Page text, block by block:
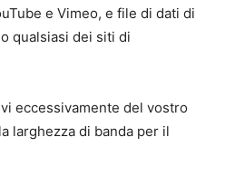
e Vimeo, e file di dati di
qualsiasi dei siti di
eccessivamente del vostro
larghezza di banda per il